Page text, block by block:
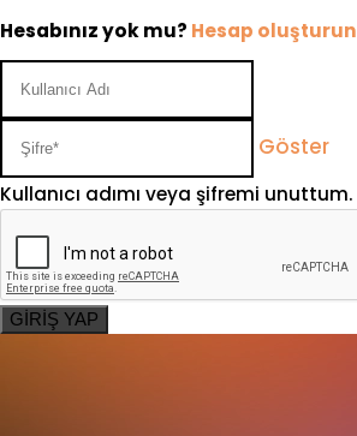
Hesabınız yok mu? Hesap oluşturun
Göster
Kullanıcı adımı veya şifremi unuttum.
GİRİŞ YAP